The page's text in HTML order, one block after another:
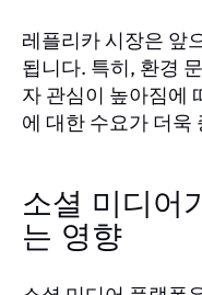
레플리카 시장은 앞
됩니다. 특히, 환경
자 관심이 높아짐에
에 대한 수요가 더욱
소셜 미디어
는 영향